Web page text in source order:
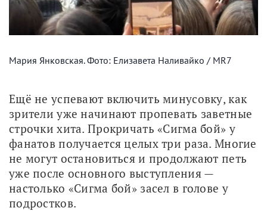
Мария Янковская. Фото: Елизавета Наливайко / MR7
Ещё не успевают включить минусовку, как
зрители уже начинают пропевать заветные
строчки хита. Прокричать «Сигма бой» у
фанатов получается целых три раза. Многие
не могут остановиться и продолжают петь
уже после основного выступления —
настолько «Сигма бой» засел в голове у
подростков.